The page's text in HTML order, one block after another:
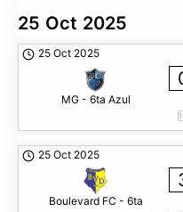
25 Oct 2025
25 Oct 2025
MG - 6ta Azul
25 Oct 2025
Boulevard FC - 6ta